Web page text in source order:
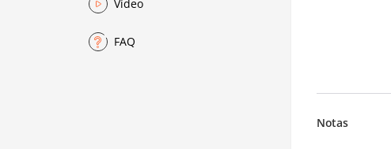
Vídeo
FAQ
Notas